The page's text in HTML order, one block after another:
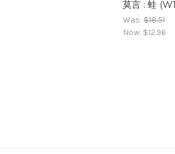
莫言 : 蛙
Was: $18.51
Now: $12.96